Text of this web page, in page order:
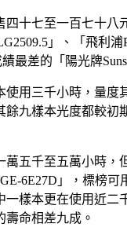
四十七至一百七十八
」、「飛利浦
績最差的「陽光牌
使用三千小時，量
餘九樣本光度都較
萬五千至五萬小時
6E27D 」，標榜可
一樣本更在使用近
壽命相差九成。